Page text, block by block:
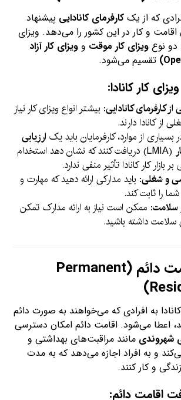
که از یککارفرمای کانادایی پیشنهاد
اقامت و کار در این کشور را می‌دهد. ویزای
دو نوعویزای کار موقت وویزای کار آزاد
تقسیم می‌شود.
کار کانادا:
کارفرمای کانادایی: بیشتر انواع ویزای کار نیاز
از کانادا دارند.
بسیاری از موارد، کارفرمایان باید یک ارزیابی
(LMIA) دریافت کنند که نشان دهد استخدام
بازار کار کانادا تأثیر منفی ندارد.
و شغلی: باید مدارکی ارائه دهید که مهارت و
را ثابت کند.
سلامت: ممکن است نیاز به ارائه مدارک تمکن
سلامت داشته باشید.
ویزای اقامت دائم (Permanent
به افرادی که می‌خواهند به صورت دائم
اعطا می‌شود. اقامت دائم امکان دسترسی
شهروندی مانند مراقبت‌های بهداشتی و
و به افراد اجازه می‌دهد که به مدت
و کار کنند.
اقامت دائم: